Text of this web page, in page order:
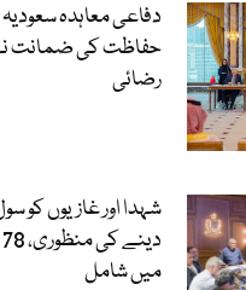
دفاعی معاہدہ
حفاظت کی ضمانت
رضائی
شہدا اور غازیوں کو
میں شامل